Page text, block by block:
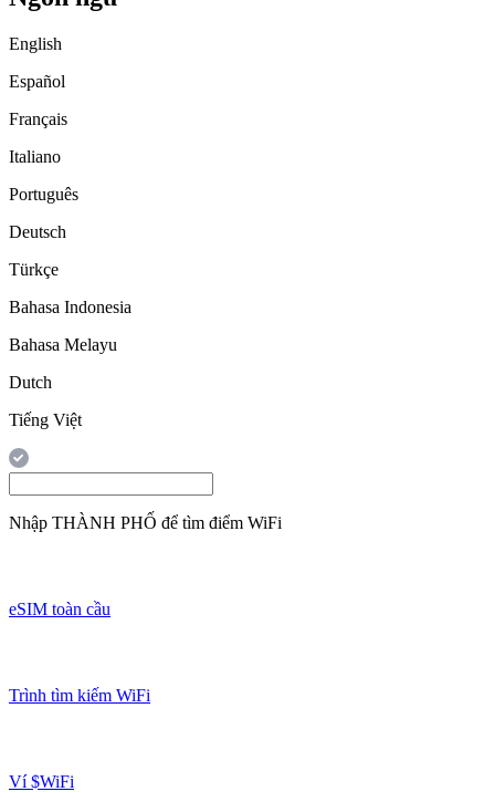
English
Español
Français
Italiano
Português
Deutsch
Türkçe
Bahasa Indonesia
Bahasa Melayu
Dutch
Tiếng Việt
Nhập THÀNH PHỐ để tìm điểm WiFi
eSIM toàn cầu
Trình tìm kiếm WiFi
Ví $WiFi